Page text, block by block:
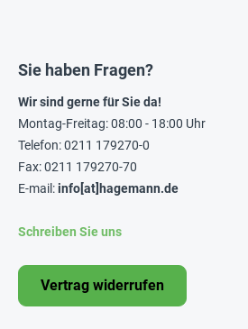
Sie haben Fragen?
Wir sind gerne für Sie da!
Montag-Freitag: 08:00 - 18:00 Uhr
Telefon: 0211 179270-0
Fax: 0211 179270-70
E-mail:info[at]hagemann.de
Schreiben Sie uns
Vertrag widerrufen